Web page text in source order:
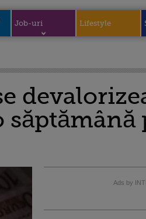
Job-uri Lifestyle
Ads by